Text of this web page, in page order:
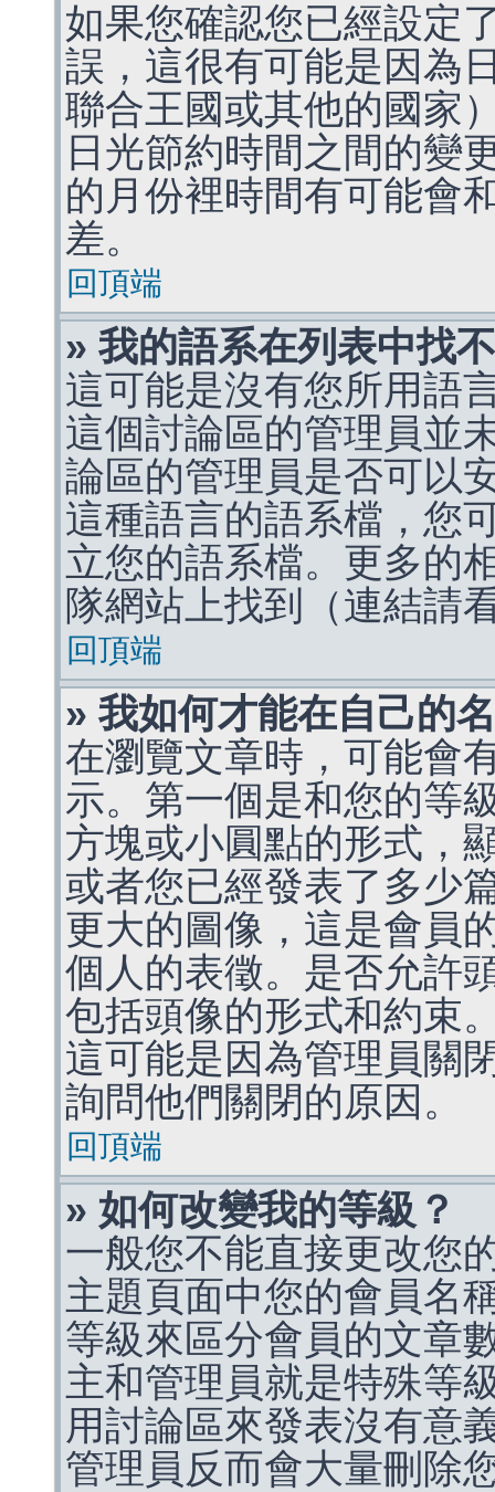
如果您確認您已經設定
誤，這很有可能是因為
聯合王國或其他的國家
日光節約時間之間的變
的月份裡時間有可能會
差。
回頂端
» 我的語系在列表中找
這可能是沒有您所用語
這個討論區的管理員並
論區的管理員是否可以
這種語言的語系檔，您
立您的語系檔。更多的
隊網站上找到（連結請
回頂端
» 我如何才能在自己的
在瀏覽文章時，可能會
示。第一個是和您的等
方塊或小圓點的形式，
或者您已經發表了多少
更大的圖像，這是會員
個人的表徵。是否允許
包括頭像的形式和約束
這可能是因為管理員關
詢問他們關閉的原因。
回頂端
» 如何改變我的等級？
一般您不能直接更改您
主題頁面中您的會員名
等級來區分會員的文章
主和管理員就是特殊等
用討論區來發表沒有意
管理員反而會大量刪除